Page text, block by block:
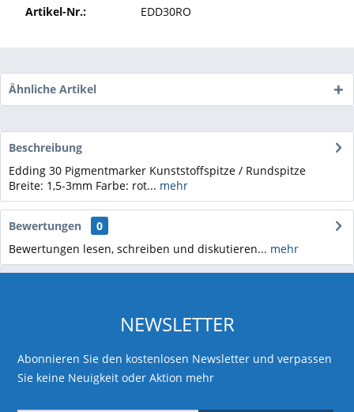
Artikel-Nr.: EDD30RO
Ähnliche Artikel
Beschreibung
Edding 30 Pigmentmarker Kunststoffspitze / Rundspitze
Breite: 1,5-3mm Farbe: rot... mehr
Bewertungen
0
Bewertungen lesen, schreiben und diskutieren... mehr
NEWSLETTER
Abonnieren Sie den kostenlosen Newsletter und verpassen
Sie keine Neuigkeit oder Aktion mehr